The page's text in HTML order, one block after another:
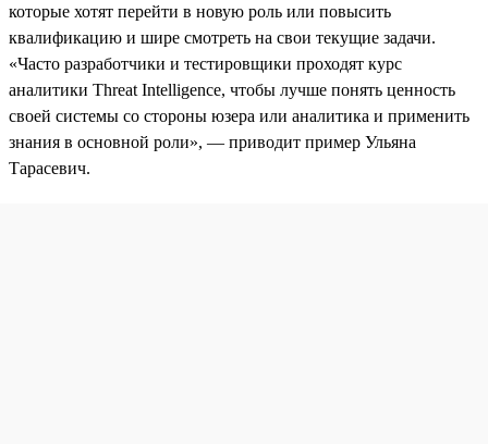
которые хотят перейти в новую роль или повысить
квалификацию и шире смотреть на свои текущие задачи.
«Часто разработчики и тестировщики проходят курс
аналитики Threat Intelligence, чтобы лучше понять ценность
своей системы со стороны юзера или аналитика и применить
знания в основной роли», — приводит пример Ульяна
Тарасевич.